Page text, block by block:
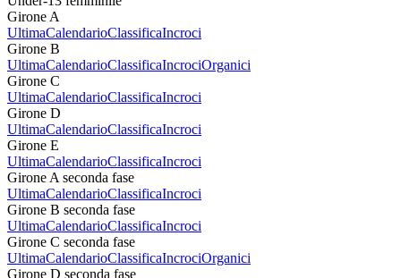
Girone A
UltimaCalendarioClassificaIncroci
Girone B
UltimaCalendarioClassificaIncrociOrganici
Girone C
UltimaCalendarioClassificaIncroci
Girone D
UltimaCalendarioClassificaIncroci
Girone E
UltimaCalendarioClassificaIncroci
Girone A seconda fase
UltimaCalendarioClassificaIncroci
Girone B seconda fase
UltimaCalendarioClassificaIncroci
Girone C seconda fase
UltimaCalendarioClassificaIncrociOrganici
Girone D seconda fase